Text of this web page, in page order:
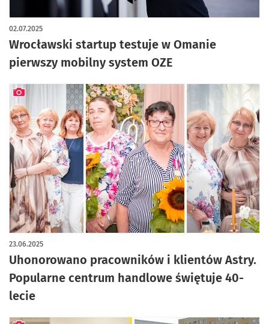
Wrocławski startup testuje w Omanie
pierwszy mobilny system OZE
02.07.2025
Uhonorowano pracowników i klientów Astry.
Popularne centrum handlowe świętuje 40-
lecie
23.06.2025
artykuł z galerią zdjęć